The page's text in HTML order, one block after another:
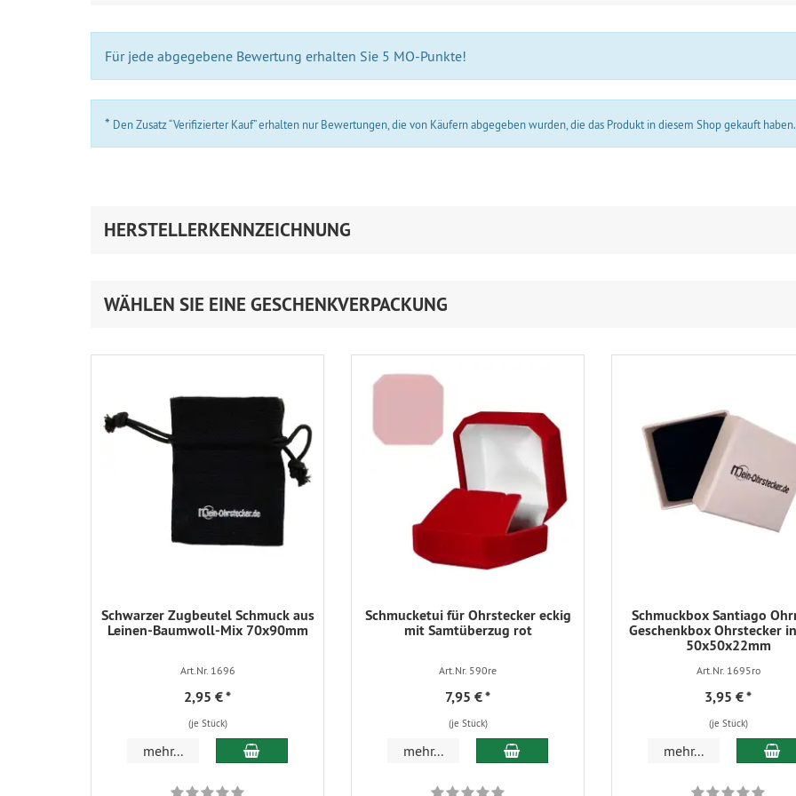
Für jede abgegebene Bewertung erhalten Sie 5 MO-Punkte!
* Den Zusatz “Verifizierter Kauf” erhalten nur Bewertungen, die von Käufern abgegeben wurden, die das Produkt in diesem Shop gekauft haben.
HERSTELLERKENNZEICHNUNG
WÄHLEN SIE EINE GESCHENKVERPACKUNG
Schwarzer Zugbeutel Schmuck aus
Leinen-Baumwoll-Mix 70x90mm
Art.Nr. 1696
2,95 €*
(je Stück)
mehr... In den Warenkorb
Schmucketui für Ohrstecker eckig
mit Samtüberzug rot
Art.Nr. 590re
7,95 €*
(je Stück)
mehr... In den Warenkorb
Schmuckbox Santiago
Geschenkbox Ohrstecker
50x50x22mm
Art.Nr. 1695ro
3,95 €*
(je Stück)
mehr... In